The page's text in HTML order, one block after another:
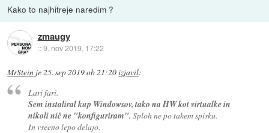
Kako to najhitreje naredim ?
zmaugy
::9. nov 2019, 17:22
MrStein je25. sep 2019 ob 21:20izjavil:
Lari fari.
Sem instaliral kup Windowsov, tako na HW kot virtualke in
nikoli nič ne "konfiguriram". Sploh ne po takem spisku.
In vseeno lepo delajo.